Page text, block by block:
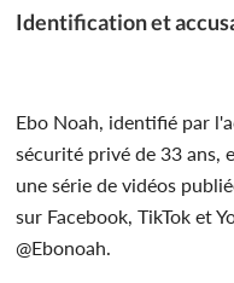
Identification et
Ebo Noah, identifié par
sécurité privé de 33 ans,
une série de vidéos
sur Facebook, TikTok et
@Ebonoah.